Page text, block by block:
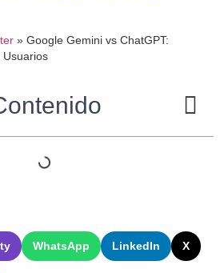
» Google Gemini vs ChatGPT:
Usuarios
WhatsApp LinkedIn X